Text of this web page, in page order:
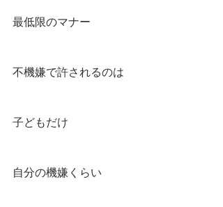
最低限のマナー
不機嫌で許されるのは
子どもだけ
自分の機嫌くらい